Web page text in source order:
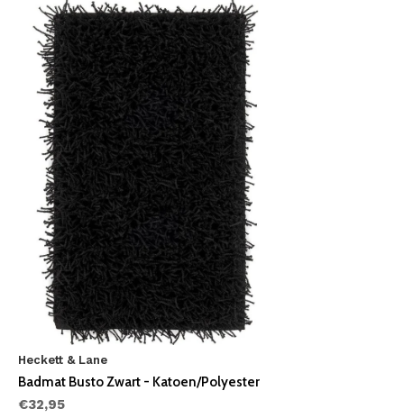
Heckett & Lane
Badmat Busto Zwart - Katoen/Polyester
€32,95